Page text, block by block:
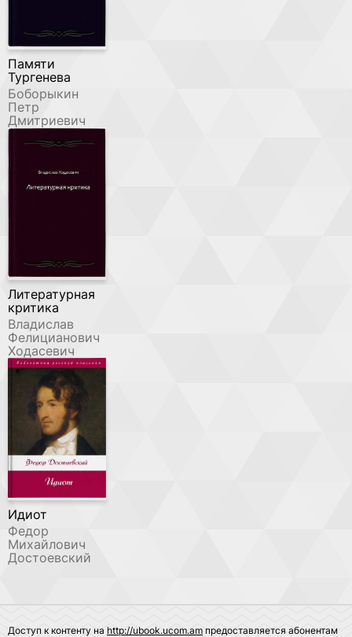
Памяти
Тургенева
Боборыкин
Петр
Дмитриевич
Литературная
критика
Владислав
Фелицианович
Ходасевич
Идиот
Федор
Михайлович
Достоевский
Доступ к контенту на http://ubook.ucom.am предоставляется абонентам